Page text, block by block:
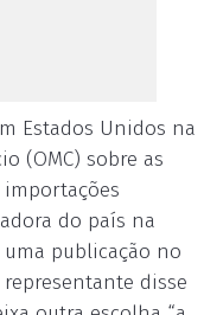
Estados Unidos na
(OMC) sobre as
do país na
publicação no
disse